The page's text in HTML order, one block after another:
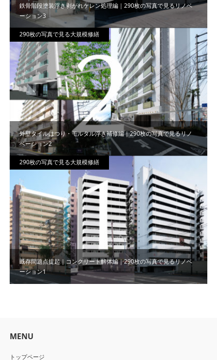
鉄骨階段塗装浮き剥がれケレン処理編｜290枚の写真で見るリノベ
ーション3
外壁タイルはつり・モルタル浮き補修編｜290枚の写真で見るリノ
ベーション2
290枚の写真で見る大規模修繕
既存問題点提起｜コンクリート解体編｜290枚の写真で見るリノベ
ーション1
290枚の写真で見る大規模修繕
MENU
トップページ